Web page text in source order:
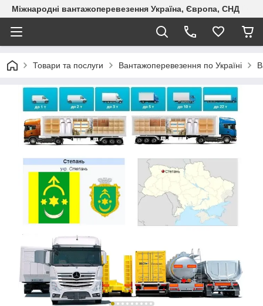
Міжнародні вантажоперевезення Україна, Європа, СНД
Товари та послуги Вантажоперевезення по Україні